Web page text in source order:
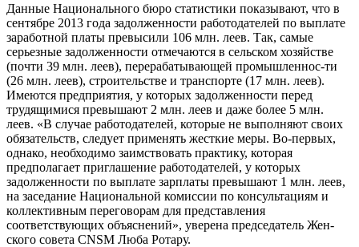
Данные Национального бюро статисти­ки показывают, что в
сентябре 2013 года за­долженности работодателей по выплате
за­работной платы превысили 106 млн. леев. Так, самые
серьезные задолженности отме­чаются в сельском хозяйстве
(почти 39 млн. леев), перерабатывающей промышленнос-ти
(26 млн. леев), строительстве и транспор­те (17 млн. леев).
Имеются предприятия, у которых задолженности перед
трудящи­мися превышают 2 млн. леев и даже более 5 млн.
леев. «В случае работодателей, кото­рые не выполняют своих
обязательств, сле­дует применять жесткие меры. Во-первых,
однако, необходимо заимствовать практи­ку, которая
предполагает приглашение ра­ботодателей, у которых
задолженности по выплате зарплаты превышают 1 млн. леев,
на заседание Национальной комиссии по консультациям и
коллективным перегово­рам для представления
соответствующих объяснений», уверена председатель Жен­
ского совета CNSM Люба Ротару.